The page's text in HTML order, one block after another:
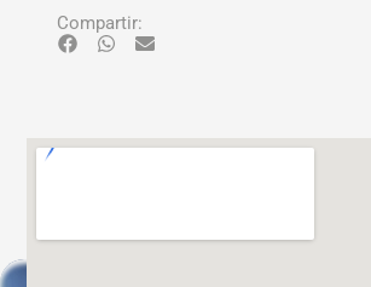
Compartir: